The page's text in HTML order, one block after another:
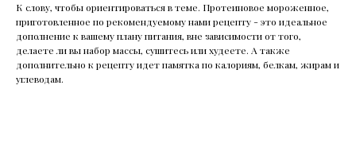
К слову, чтобы ориентироваться в теме. Протеиновое мороженное,
приготовленное по рекомендуемому нами рецепту - это идеальное
дополнение к вашему плану питания, вне зависимости от того,
делаете ли вы набор массы, сушитесь или худеете. А также
дополнительно к рецепту идет памятка по калориям, белкам, жирам и
углеводам.